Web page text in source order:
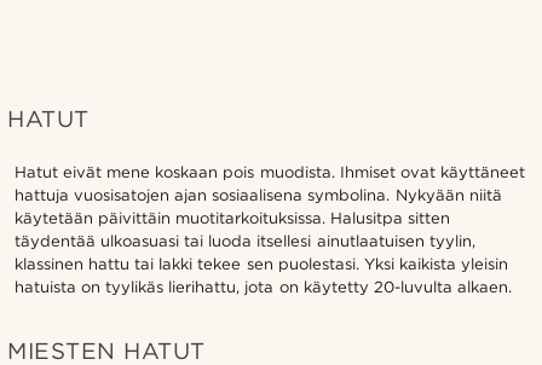
HATUT
Hatut eivät mene koskaan pois muodista. Ihmiset ovat käyttäneet
hattuja vuosisatojen ajan sosiaalisena symbolina. Nykyään niitä
käytetään päivittäin muotitarkoituksissa. Halusitpa sitten
täydentää ulkoasuasi tai luoda itsellesi ainutlaatuisen tyylin,
klassinen hattu tai lakki tekee sen puolestasi. Yksi kaikista yleisin
hatuista on tyylikäs lierihattu, jota on käytetty 20-luvulta alkaen.
MIESTEN HATUT